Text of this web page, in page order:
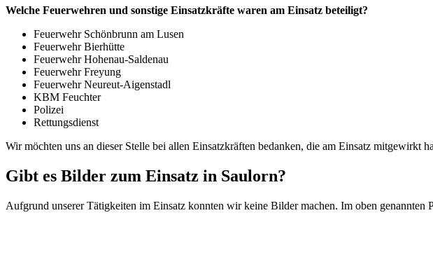
Welche Feuerwehren und sonstige Einsatzkräfte waren am Einsatz beteiligt?
Feuerwehr Schönbrunn am Lusen
Feuerwehr Bierhütte
Feuerwehr Hohenau-Saldenau
Feuerwehr Freyung
Feuerwehr Neureut-Aigenstadl
KBM Feuchter
Polizei
Rettungsdienst
Wir möchten uns an dieser Stelle bei allen Einsatzkräften bedanken, die am Einsatz mitgewirkt
Gibt es Bilder zum Einsatz in Saulorn?
Aufgrund unserer Tätigkeiten im Einsatz konnten wir keine Bilder machen. Im oben